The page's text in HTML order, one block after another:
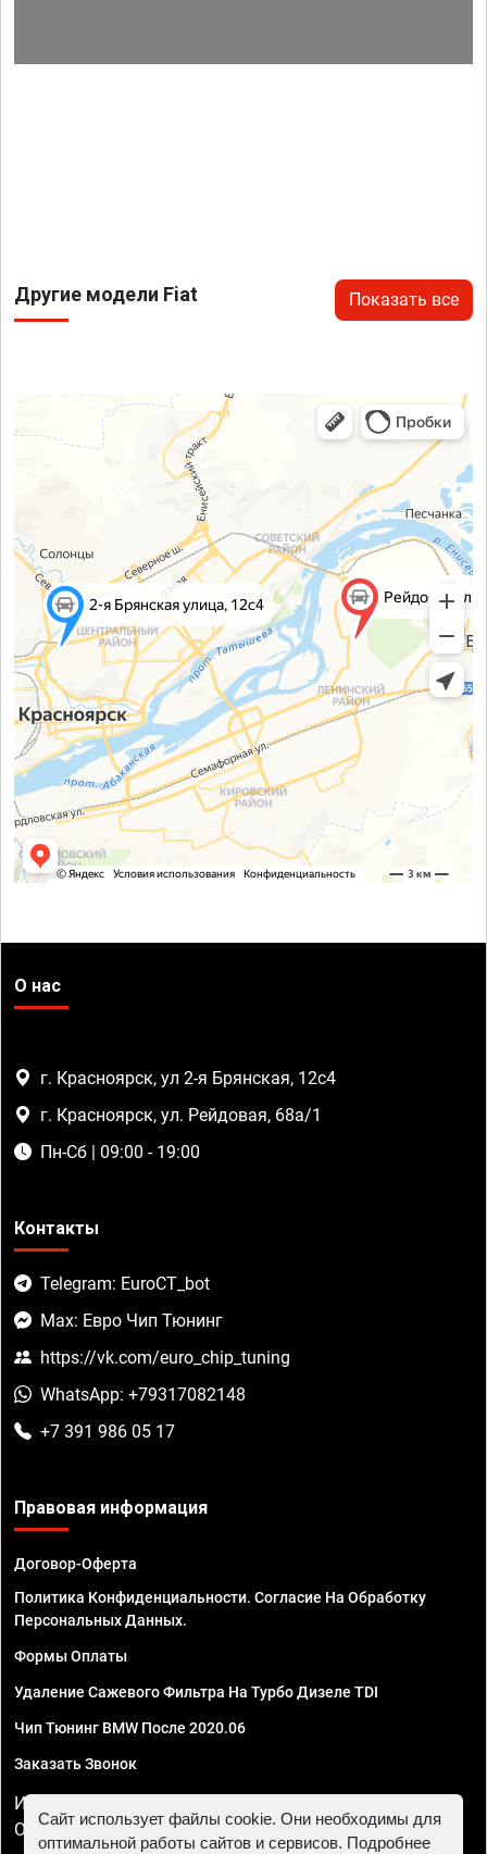
Другие модели Fiat Показать все
О нас
г. Красноярск, ул 2-я Брянская, 12с4
г. Красноярск, ул. Рейдовая, 68а/1
Пн-Сб | 09:00 - 19:00
Контакты
Telegram: EuroCT_bot
Max: Евро Чип Тюнинг
https://vk.com/euro_chip_tuning
WhatsApp: +79317082148
+7 391 986 05 17
Правовая информация
Договор-Оферта
Политика Конфиденциальности. Согласие На Обработку
Персональных Данных.
Формы Оплаты
Удаление Сажевого Фильтра На Турбо Дизеле TDI
Чип Тюнинг BMW После 2020.06
Заказать Звонок
ИП Смирнов Георгий Павлович. ИНН 781302555843,
ОГРНИП 324470400032610
Сайт использует файлы cookie. Они необходимы для
оптимальной работы сайтов и сервисов. Подробнее